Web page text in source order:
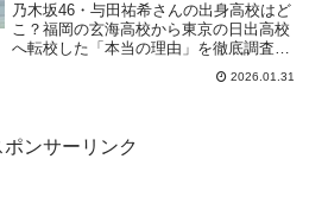
乃木坂46・与田祐希さんの出身高校はど
こ？福岡の玄海高校から東京の日出高校
へ転校した「本当の理由」を徹底調査し
ました。島からフェリーで通学していた
驚きのエピソードや、16歳での大きな決
2026.01.31
ポンサーリンク